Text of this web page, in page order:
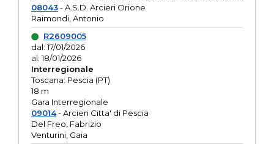
08043- A.S.D. Arcieri Orione
Raimondi, Antonio
R2609005
dal: 17/01/2026
al: 18/01/2026
Interregionale
Toscana: Pescia (PT)
18 m
Gara Interregionale
09014- Arcieri Citta' di Pescia
Del Freo, Fabrizio
Venturini, Gaia